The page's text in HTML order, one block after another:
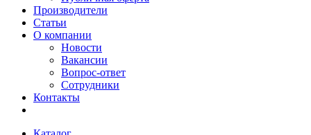
Производители
Статьи
О компании
Новости
Вакансии
Вопрос-ответ
Сотрудники
Контакты